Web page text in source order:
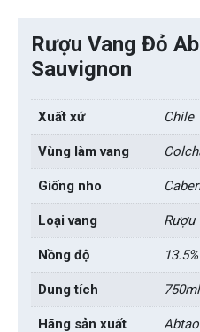
Rượu Vang Đỏ
Sauvignon
Xuất xứ Chile
Vùng làm vang
Giống nho
Loại vang Rượu
Nồng độ 13.5%
Dung tích 750ml
Hãng sản xuất Abtao